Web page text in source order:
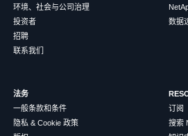
环境、社会与公司治理
投资者
招聘
联系我们
数据
法务
一般条款和条件
隐私 & Cookie 政策
订阅
搜索